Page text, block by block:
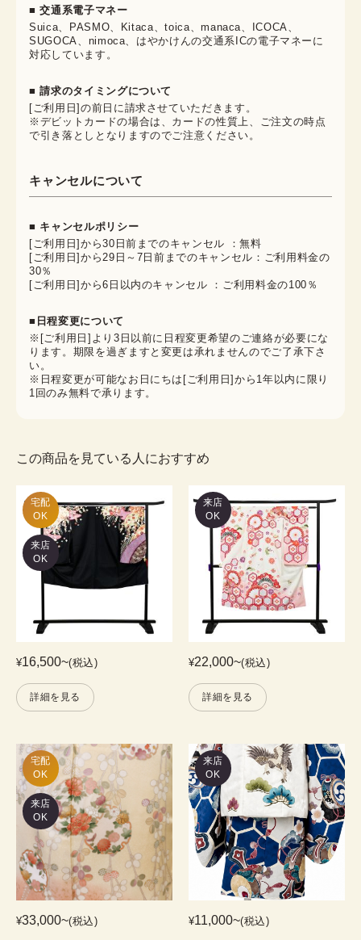
■ 交通系電子マネー
Suica、PASMO、Kitaca、toica、manaca、ICOCA、
SUGOCA、nimoca、はやかけんの交通系ICの電子マネーに
対応しています。
■ 請求のタイミングについて
[ご利用日]の前日に請求させていただきます。
※デビットカードの場合は、カードの性質上、ご注文の時点
で引き落としとなりますのでご注意ください。
キャンセルについて
■ キャンセルポリシー
[ご利用日]から30日前までのキャンセル ：無料
[ご利用日]から29日～7日前までのキャンセル：ご利用料金の
30％
[ご利用日]から6日以内のキャンセル ：ご利用料金の100％
■日程変更について
※[ご利用日]より3日以前に日程変更希望のご連絡が必要にな
ります。期限を過ぎますと変更は承れませんのでご了承下さ
い。
※日程変更が可能なお日にちは[ご利用日]から1年以内に限り
1回のみ無料で承ります。
この商品を見ている人におすすめ
宅配
OK
来店
OK
¥16,500~(税込)
詳細を見る
来店
OK
¥22,000~(税込)
詳細を見る
宅配
OK
来店
OK
¥33,000~(税込)
来店
OK
¥11,000~(税込)